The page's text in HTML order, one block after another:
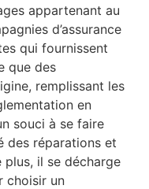
appartenant au
d’assurance
qui fournissent
que des
remplissant les
en
souci à se faire
des réparations et
plus, il se décharge
choisir un